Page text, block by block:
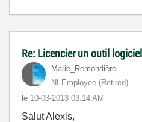
Re: Licencier un outil logiciel
Marie_Remondière
NI Employee (retired)
le ‎10-03-2013 03:14 AM
Salut Alexis,